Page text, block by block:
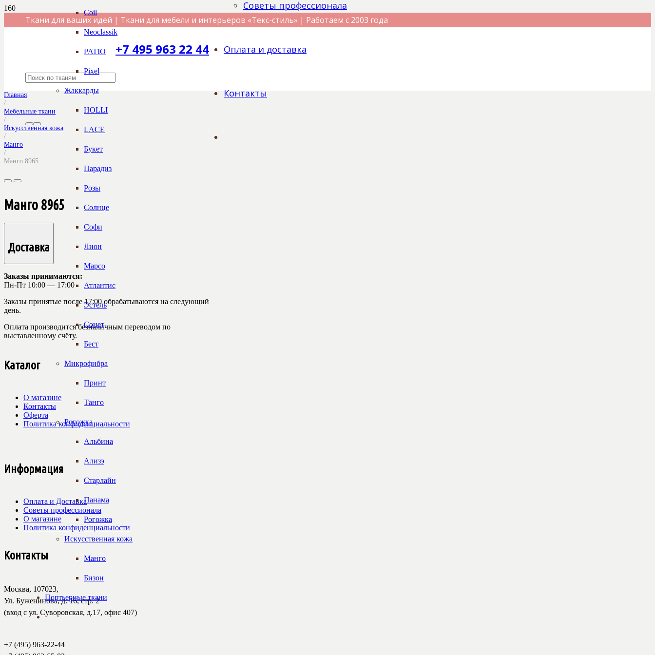
Ткани для ваших идей | Ткани для мебели и интерьеров «Текс-стиль» | Работаем с 2003 года
+7 495 963 22 44
Советы профессионала
Оплата и доставка
Контакты
Coil
Neoclassik
PATIO
Pixel
Жаккарды
HOLLI
LACE
Букет
Парадиз
Розы
Солнце
Софи
Лион
Марсо
Атлантис
Эстель
Сонет
Бест
Микрофибра
Принт
Танго
Рогожка
Альбина
Ализэ
Старлайн
Панама
Рогожка
Искусственная кожа
Манго
Бизон
Портьерные ткани
Главная
/
Мебельные ткани
/
Искусственная кожа
/
Манго
/
Манго 8965
Манго 8965
Доставка
Заказы принимаются:
Пн-Пт 10:00 — 17:00
Заказы принятые после 17:00 обрабатываются на следующий
день.
Оплата производится безналичным переводом по
выставленному счёту.
Каталог
О магазине
Контакты
Оферта
Политика конфиденциальности
Информация
Оплата и Доставка
Советы профессионала
О магазине
Политика конфиденциальности
Контакты
Москва, 107023,
Ул. Буженинова, д. 16, стр. 2
(вход с ул. Суворовская, д.17, офис 407)
+7 (495) 963-22-44